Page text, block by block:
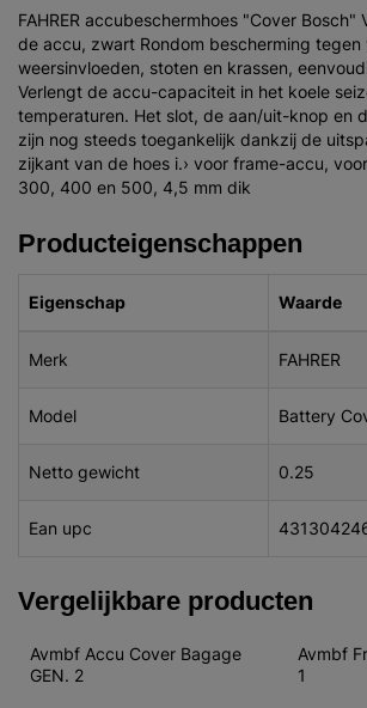
FAHRER accubeschermhoes "Cover Bosch"
de accu, zwart Rondom bescherming tegen
weersinvloeden, stoten en krassen,
Verlengt de accu-capaciteit in het koele
temperaturen. Het slot, de aan/uit-knop en
zijn nog steeds toegankelijk dankzij de
zijkant van de hoes i.› voor frame-accu,
300, 400 en 500, 4,5 mm dik
Producteigenschappen
Eigenschap Waarde
Merk FAHRER
Model Battery
Netto gewicht 0.25
Ean upc
Vergelijkbare producten
Avmbf Accu Cover Bagage
GEN. 2
Avmbf
1